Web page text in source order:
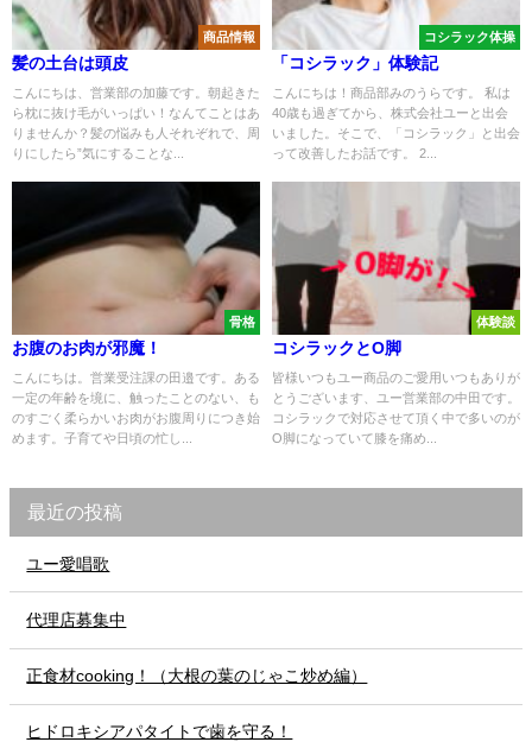
商品情報
髪の土台は頭皮
こんにちは、営業部の加藤です。朝起きた
ら枕に抜け毛がいっぱい！なんてことはあ
りませんか？髪の悩みも人それぞれで、周
りにしたら”気にすることな...
コシラック体操
「コシラック」体験記
こんにちは！商品部みのうらです。 私は
40歳も過ぎてから、株式会社ユーと出会
いました。そこで、「コシラック」と出会
って改善したお話です。 2...
骨格
お腹のお肉が邪魔！
こんにちは。営業受注課の田邉です。ある
一定の年齢を境に、触ったことのない、も
のすごく柔らかいお肉がお腹周りにつき始
めます。子育てや日頃の忙し...
体験談
コシラックとО脚
皆様いつもユー商品のご愛用いつもありが
とうございます、ユー営業部の中田です。
コシラックで対応させて頂く中で多いのが
О脚になっていて膝を痛め...
最近の投稿
ユー愛唱歌
代理店募集中
正食材cooking！（大根の葉のじゃこ炒め編）
ヒドロキシアパタイトで歯を守る！